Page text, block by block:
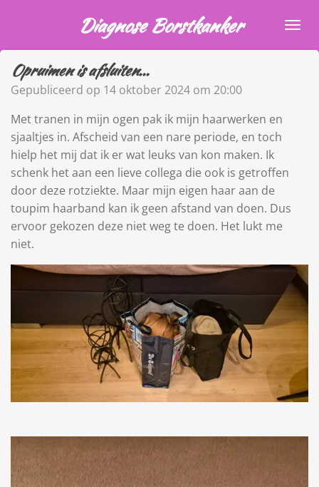
naar
de
hoofdinhoud
Diagnose Borstkanker
Opruimen is afsluiten...
Gepubliceerd op 14 oktober 2024 om 20:00
Met tranen in mijn ogen pak ik mijn haarwerken en
sjaaltjes in. Afscheid van een nare periode, en toch
hielp het mij dat ik er wat leuks van kon maken. Ik
schenk het aan een lieve collega die ook is getroffen
door deze rotziekte. Maar mijn eigen haar aan de
toupim haarband kan ik geen afstand van doen. Dus
ervoor gekozen deze niet weg te doen. Het lukt me
niet.